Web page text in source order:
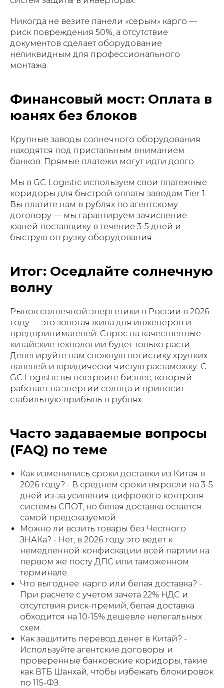
Никогда не везите панели «серым» карго —
риск повреждения 50%, а отсутствие
документов сделает оборудование
неликвидным для профессионального
монтажа.
Финансовый мост: Оплата в
юанях без блоков
Крупные заводы солнечного оборудования
находятся под пристальным вниманием
банков. Прямые платежи могут идти долго.
Мы в GC Logistic используем свои платежные
коридоры для быстрой оплаты заводам Tier 1.
Вы платите нам в рублях по агентскому
договору — мы гарантируем зачисление
юаней поставщику в течение 3-5 дней и
быструю отгрузку оборудования.
Итог: Оседлайте солнечную
волну
Рынок солнечной энергетики в России в 2026
году — это золотая жила для инженеров и
предпринимателей. Спрос на качественные
китайские технологии будет только расти.
Делегируйте нам сложную логистику хрупких
панелей и юридически чистую растаможку. С
GC Logistic вы построите бизнес, который
работает на энергии солнца и приносит
стабильную прибыль в рублях.
Часто задаваемые вопросы
(FAQ) по теме
Как изменились сроки доставки из Китая в
2026 году? - В среднем сроки выросли на 3-5
дней из-за усиления цифрового контроля
системы СПОТ, но белая доставка остается
самой предсказуемой.
Можно ли возить товары без Честного
ЗНАКа? - Нет, в 2026 году это ведет к
немедленной конфискации всей партии на
первом же посту ДПС или таможенном
терминале.
Что выгоднее: карго или белая доставка? -
При расчете с учетом зачета 22% НДС и
отсутствия риск-премий, белая доставка
обходится на 10-15% дешевле нелегальных
схем.
Как защитить перевод денег в Китай? -
Используйте агентские договоры и
проверенные банковские коридоры, такие
как ВТБ Шанхай, чтобы избежать блокировок
по 115-ФЗ.